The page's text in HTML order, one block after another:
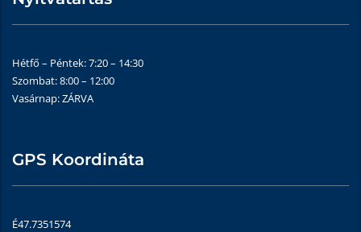
Hétfő – Péntek: 7:20 – 14:30
Szombat: 8:00 – 12:00
Vasárnap: ZÁRVA
GPS Koordináta
É47.7351574